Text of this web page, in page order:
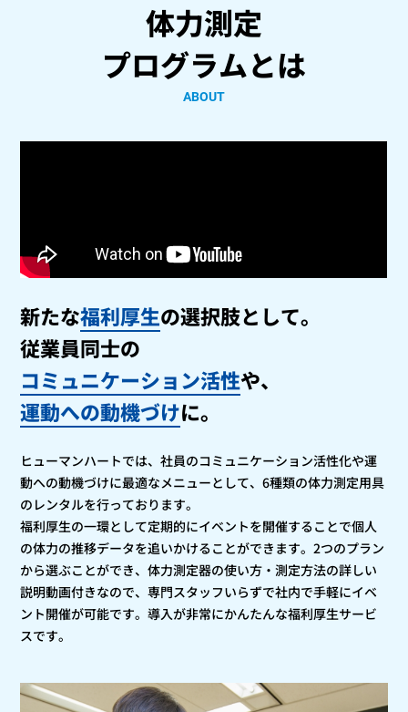
体力測定
プログラムとは
ABOUT
新たな福利厚生の選択肢として。
従業員同士の
コミュニケーション活性や、
運動への動機づけに。
ヒューマンハートでは、社員のコミュニケーション活性化や運
動への動機づけに最適なメニューとして、6種類の体力測定用具
のレンタルを行っております。
福利厚生の一環として定期的にイベントを開催することで個人
の体力の推移データを追いかけることができます。2つのプラン
から選ぶことができ、体力測定器の使い方・測定方法の詳しい
説明動画付きなので、専門スタッフいらずで社内で手軽にイベ
ント開催が可能です。導入が非常にかんたんな福利厚生サービ
スです。